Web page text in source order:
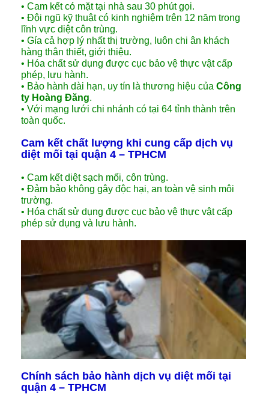
• Cam kết có mặt tại nhà sau 30 phút gọi.
• Đội ngũ kỹ thuật có kinh nghiệm trên 12 năm trong
lĩnh vực diệt côn trùng.
• Gía cả hợp lý nhất thị trường, luôn chi ân khách
hàng thân thiết, giới thiệu.
• Hóa chất sử dụng được cục bảo vệ thực vật cấp
phép, lưu hành.
• Bảo hành dài hạn, uy tín là thương hiệu của Công
ty Hoàng Đăng.
• Với mạng lưới chi nhánh có tại 64 tỉnh thành trên
toàn quốc.
Cam kết chất lượng khi cung cấp dịch vụ
diệt mối tại quận 4 – TPHCM
• Cam kết diệt sạch mối, côn trùng.
• Đảm bảo không gây độc hại, an toàn vệ sinh môi
trường.
• Hóa chất sử dụng được cục bảo vệ thực vật cấp
phép sử dụng và lưu hành.
Chính sách bảo hành dịch vụ diệt mối tại
quận 4 – TPHCM